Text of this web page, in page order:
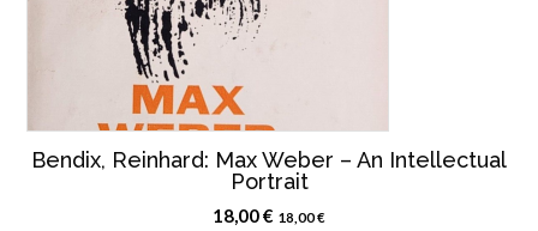
Bendix, Reinhard: Max Weber – An Intellectual
Portrait
18,00€ 18,00€